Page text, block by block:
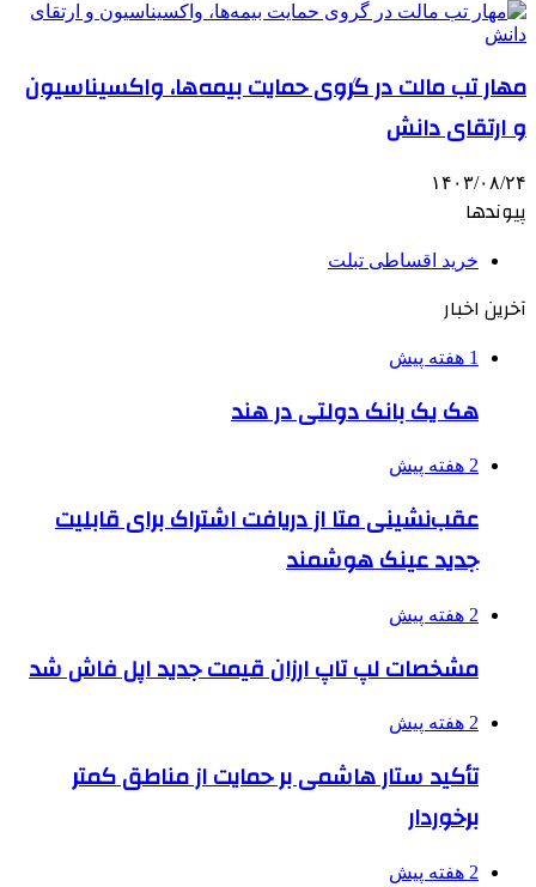
مهار تب مالت در گروی حمایت بیمه‌ها، واکسیناسیون
و ارتقای دانش
۱۴۰۳/۰۸/۲۴
پیوندها
خرید اقساطی تبلت
آخرین اخبار
1 هفته پیش
هک یک بانک دولتی در هند
2 هفته پیش
عقب‌نشینی متا از دریافت اشتراک برای قابلیت
جدید عینک هوشمند
2 هفته پیش
مشخصات لپ تاپ ارزان قیمت جدید اپل فاش شد
2 هفته پیش
تأکید ستار هاشمی بر حمایت از مناطق کمتر
برخوردار
2 هفته پیش